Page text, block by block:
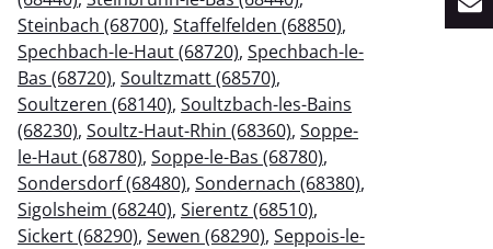
Steinbach (68700), Staffelfelden (68850),
Spechbach-le-Haut (68720), Spechbach-le-
Bas (68720), Soultzmatt (68570),
Soultzeren (68140), Soultzbach-les-Bains
(68230), Soultz-Haut-Rhin (68360), Soppe-
le-Haut (68780), Soppe-le-Bas (68780),
Sondersdorf (68480), Sondernach (68380),
Sigolsheim (68240), Sierentz (68510),
Sickert (68290), Sewen (68290), Seppois-le-